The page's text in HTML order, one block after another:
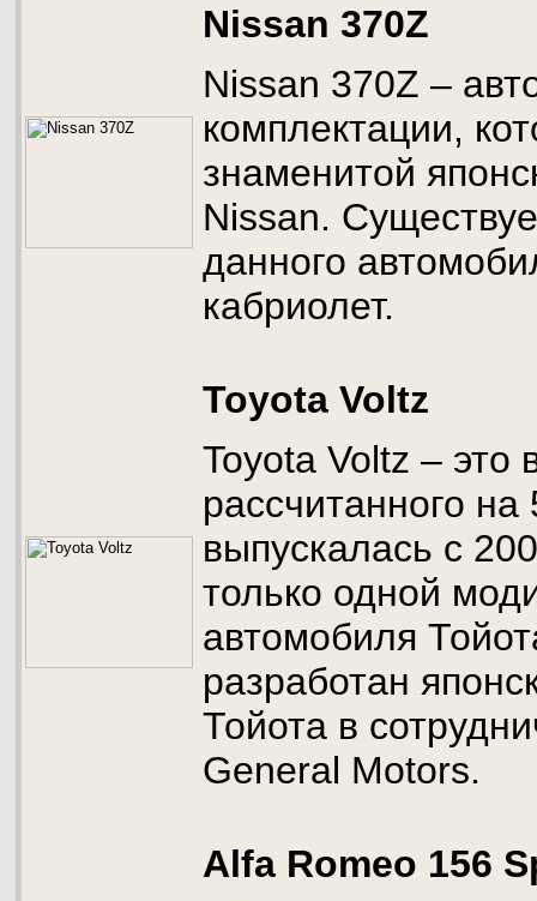
Nissan 370Z
Nissan 370Z –
комплектации,
знаменитой
Nissan.
данного
кабриолет.
Toyota Voltz
Toyota Voltz – это
рассчитанного
выпускалась с
только одной
автомобиля
разработан
Тойота в
General Motors.
Alfa Romeo 156